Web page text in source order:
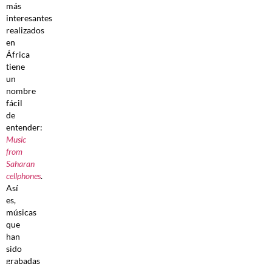
más
interesantes
realizados
en
África
tiene
un
nombre
fácil
de
entender:
Music
from
Saharan
cellphones.
Así
es,
músicas
que
han
sido
grabadas